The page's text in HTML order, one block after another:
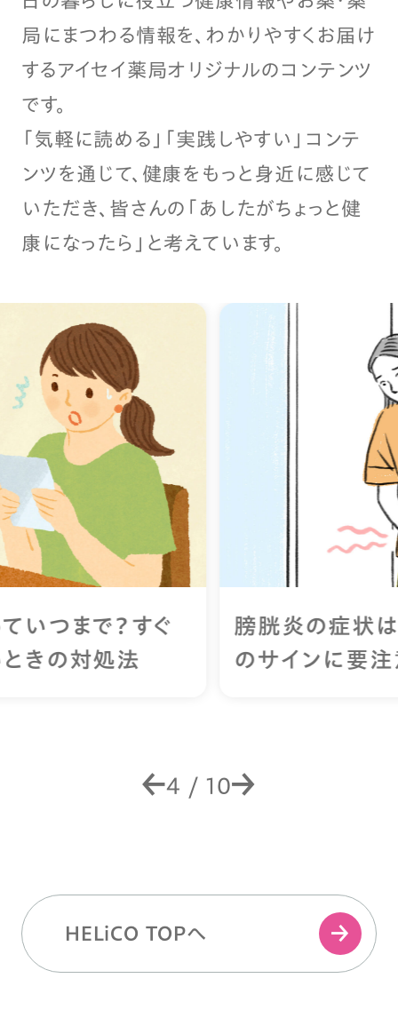
局にまつわる情報を、わかりやすくお届け
するアイセイ薬局オリジナルのコンテンツ
です。
「気軽に読める」「実践しやすい」コンテ
ンツを通じて、健康をもっと身近に感じて
いただき、皆さんの「あしたがちょっと健
康になったら」と考えています。
膀胱炎の症状は？「しみる・近い・残る」
のサインに要注意
4 / 10
HELiCO TOPへ